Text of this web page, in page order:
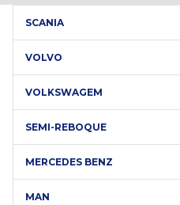
SCANIA
VOLVO
VOLKSWAGEM
SEMI-REBOQUE
MERCEDES BENZ
MAN